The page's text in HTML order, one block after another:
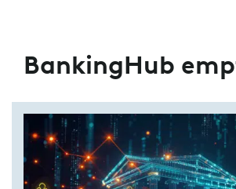
BankingHub